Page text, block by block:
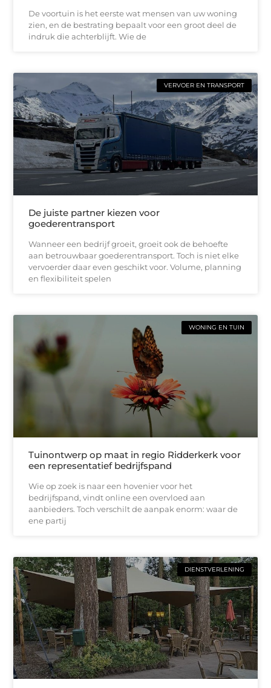
De voortuin is het eerste wat mensen van uw woning
zien, en de bestrating bepaalt voor een groot deel de
indruk die achterblijft. Wie de
VERVOER EN TRANSPORT
De juiste partner kiezen voor
goederentransport
Wanneer een bedrijf groeit, groeit ook de behoefte
aan betrouwbaar goederentransport. Toch is niet elke
vervoerder daar even geschikt voor. Volume, planning
en flexibiliteit spelen
WONING EN TUIN
Tuinontwerp op maat in regio Ridderkerk voor
een representatief bedrijfspand
Wie op zoek is naar een hovenier voor het
bedrijfspand, vindt online een overvloed aan
aanbieders. Toch verschilt de aanpak enorm: waar de
ene partij
DIENSTVERLENING